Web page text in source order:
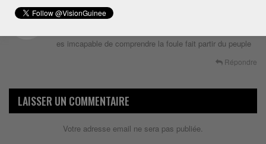
Malinqueue
es imcapable de comprendre la foule fait partir du peuple
Répondre
LAISSER UN COMMENTAIRE
Votre adresse email ne sera pas publiée.